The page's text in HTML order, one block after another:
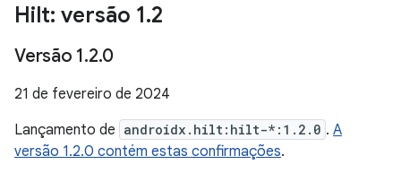
Hilt: versão 1.2
Versão 1.2.0
21 de fevereiro de 2024
Lançamento de androidx.hilt:hilt-*:1.2.0 . A
versão 1.2.0 contém estas confirmações.